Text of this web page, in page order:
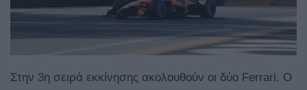
Στην 3η σειρά εκκίνησης ακολουθούν οι δύο Ferrari. O